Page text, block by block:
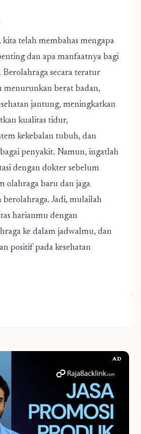
telah membahas mengapa
dan apa manfaatnya bagi
Berolahraga secara teratur
menurunkan berat badan,
jantung, meningkatkan
kualitas tidur,
kekebalan tubuh, dan
penyakit. Namun, ingatlah
dengan dokter sebelum
olahraga baru dan jaga
berolahraga. Jadi, mulailah
harianmu dengan
ke dalam jadwalmu, dan
positif pada kesehatan
AD